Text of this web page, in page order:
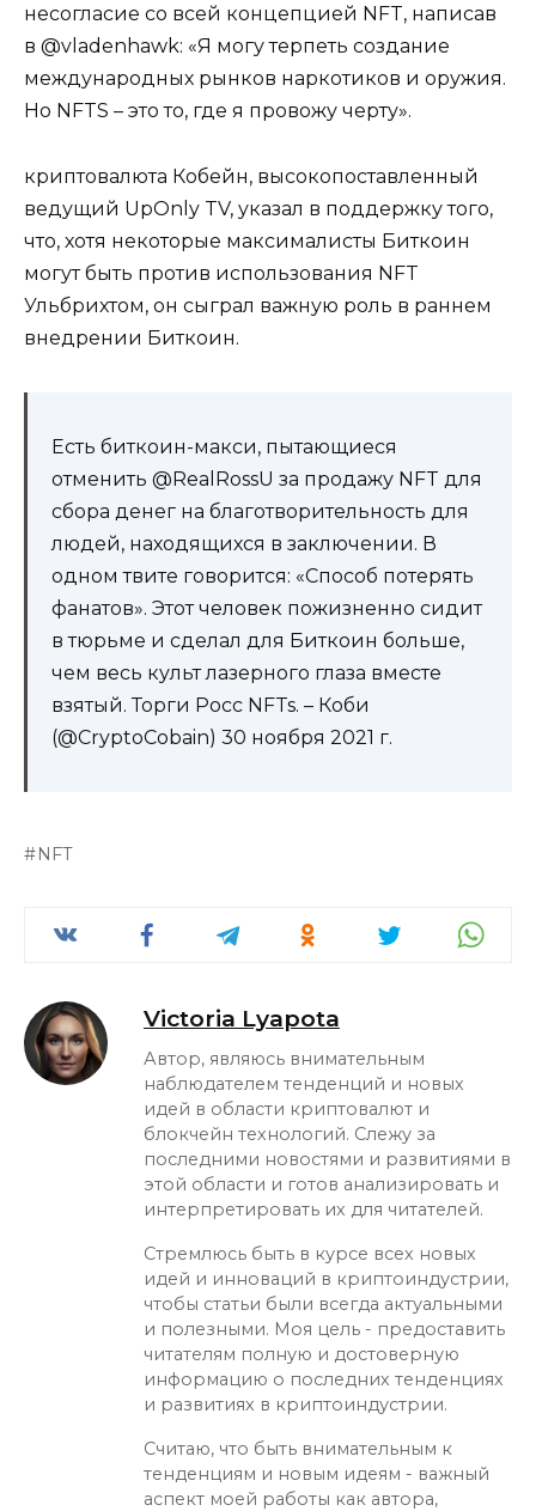
несогласие со всей концепцией NFT, написав
в @vladenhawk: «Я могу терпеть создание
международных рынков наркотиков и оружия.
Но NFTS – это то, где я провожу черту».
криптовалюта Кобейн, высокопоставленный
ведущий UpOnly TV, указал в поддержку того,
что, хотя некоторые максималисты Биткоин
могут быть против использования NFT
Ульбрихтом, он сыграл важную роль в раннем
внедрении Биткоин.
Есть биткоин-макси, пытающиеся
отменить @RealRossU за продажу NFT для
сбора денег на благотворительность для
людей, находящихся в заключении. В
одном твите говорится: «Способ потерять
фанатов». Этот человек пожизненно сидит
в тюрьме и сделал для Биткоин больше,
чем весь культ лазерного глаза вместе
взятый. Торги Росс NFTs. – Коби
(@CryptoCobain) 30 ноября 2021 г.
NFT
Victoria Lyapota
Автор, являюсь внимательным
наблюдателем тенденций и новых
идей в области криптовалют и
блокчейн технологий. Слежу за
последними новостями и развитиями в
этой области и готов анализировать и
интерпретировать их для читателей.
Стремлюсь быть в курсе всех новых
идей и инноваций в криптоиндустрии,
чтобы статьи были всегда актуальными
и полезными. Моя цель - предоставить
читателям полную и достоверную
информацию о последних тенденциях
и развитиях в криптоиндустрии.
Считаю, что быть внимательным к
тенденциям и новым идеям - важный
аспект моей работы как автора,